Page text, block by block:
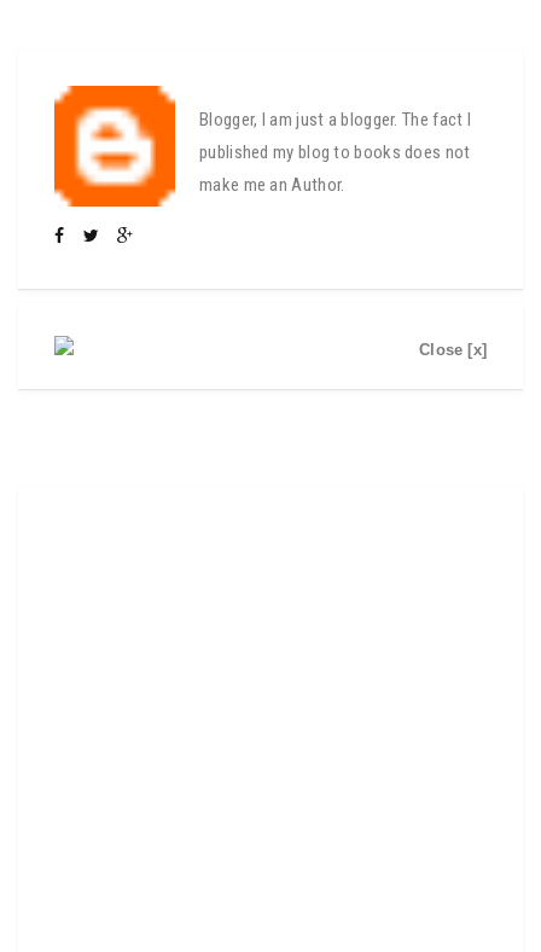
Blogger, I am just a blogger. The fact I
published my blog to books does not
make me an Author.
Close [x]